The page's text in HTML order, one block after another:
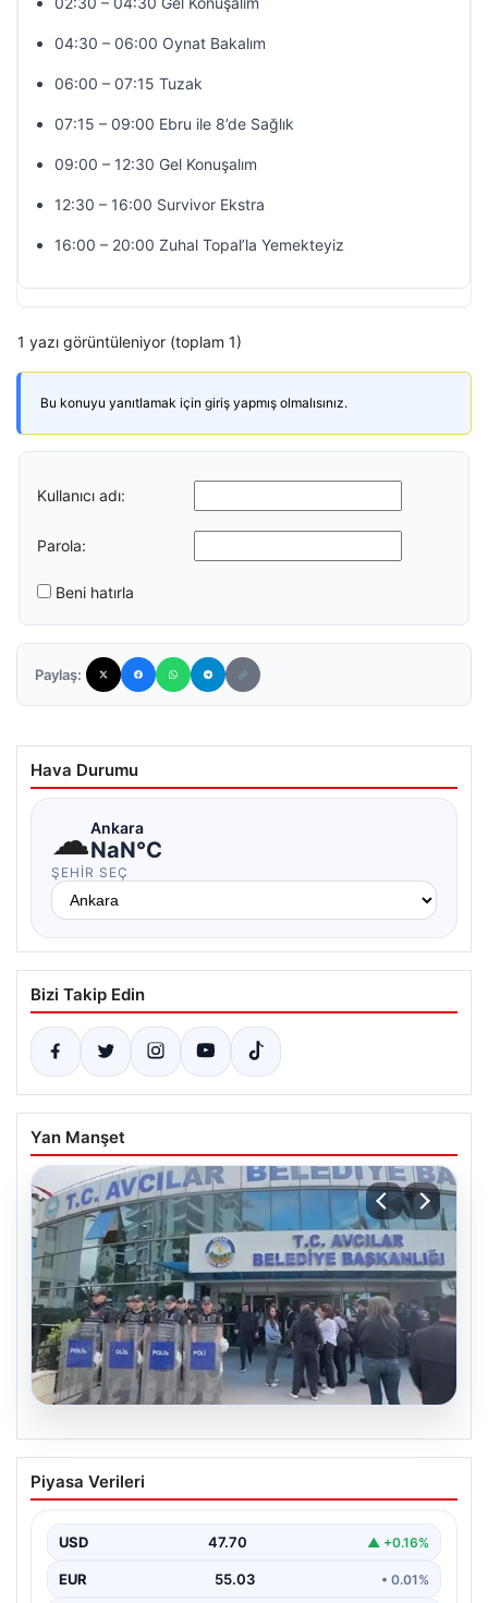
04:30 – 06:00 Oynat Bakalım
06:00 – 07:15 Tuzak
07:15 – 09:00 Ebru ile 8’de Sağlık
09:00 – 12:30 Gel Konuşalım
12:30 – 16:00 Survivor Ekstra
16:00 – 20:00 Zuhal Topal’la Yemekteyiz
1 yazı görüntüleniyor (toplam 1)
Bu konuyu yanıtlamak için giriş yapmış olmalısınız.
Kullanıcı adı:
Parola:
Beni hatırla
Paylaş:
Hava Durumu
☁Ankara
NaN°C
ŞEHIR SEÇ
Bizi Takip Edin
Yan Manşet
05.08.2026
Avcılar Belediyesi’ne operasyon. 12
şüpheli gözaltına alındı
Piyasa Verileri
USD 47.70 ▲ +0.16%
EUR 55.03 • 0.01%